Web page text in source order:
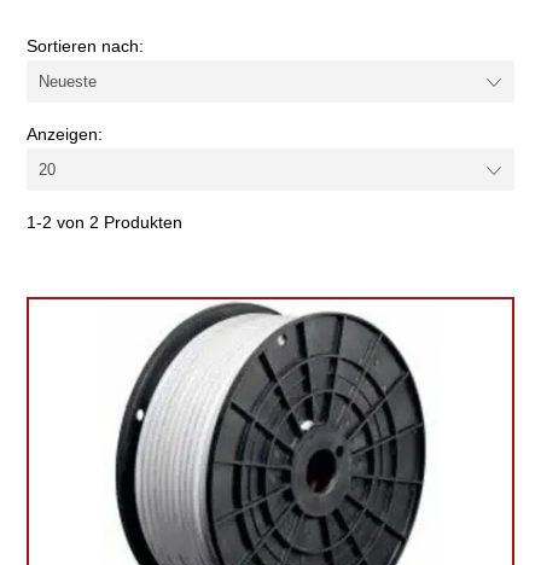
Sortieren nach:
Anzeigen:
1-2 von 2 Produkten